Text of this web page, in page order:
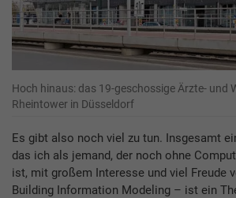
Hoch hinaus: das 19-geschossige Ärzte- und
Rheintower in Düsseldorf
Es gibt also noch viel zu tun. Insgesamt
das ich als jemand, der noch ohne
ist, mit großem Interesse und viel Freude
Building Information Modeling – ist ein